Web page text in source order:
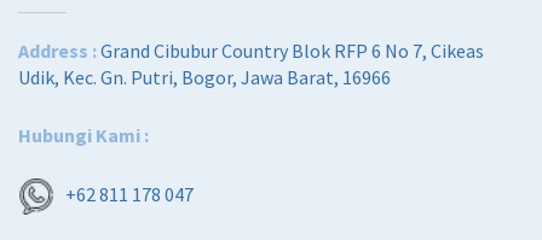
Address :Grand Cibubur Country Blok RFP 6 No 7, Cikeas
Udik, Kec. Gn. Putri, Bogor, Jawa Barat, 16966
Hubungi Kami :
+62 811 178 047